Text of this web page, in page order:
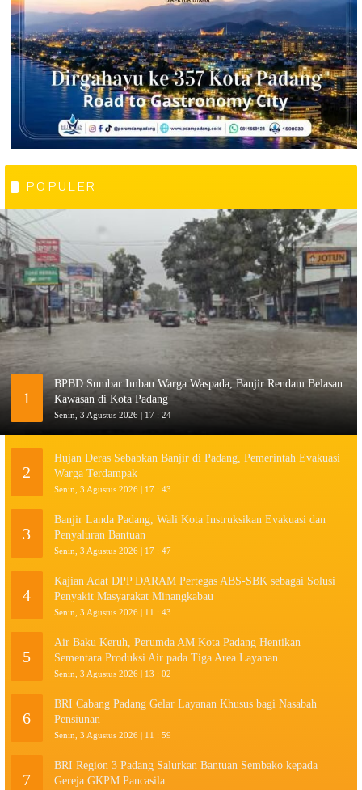
POPULER
1
BPBD Sumbar Imbau Warga Waspada, Banjir Rendam Belasan
Kawasan di Kota Padang
Senin, 3 Agustus 2026 | 17 : 24
2
Hujan Deras Sebabkan Banjir di Padang, Pemerintah Evakuasi
Warga Terdampak
Senin, 3 Agustus 2026 | 17 : 43
3
Banjir Landa Padang, Wali Kota Instruksikan Evakuasi dan
Penyaluran Bantuan
Senin, 3 Agustus 2026 | 17 : 47
4
Kajian Adat DPP DARAM Pertegas ABS-SBK sebagai Solusi
Penyakit Masyarakat Minangkabau
Senin, 3 Agustus 2026 | 11 : 43
5
Air Baku Keruh, Perumda AM Kota Padang Hentikan
Sementara Produksi Air pada Tiga Area Layanan
Senin, 3 Agustus 2026 | 13 : 02
6
BRI Cabang Padang Gelar Layanan Khusus bagi Nasabah
Pensiunan
Senin, 3 Agustus 2026 | 11 : 59
7
BRI Region 3 Padang Salurkan Bantuan Sembako kepada
Gereja GKPM Pancasila